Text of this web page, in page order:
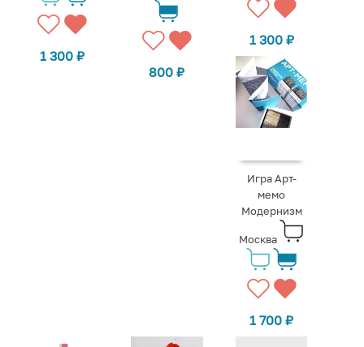
1 300₽
800₽
1 300 ₽
Игра Арт-
мемо
Модернизм
Москва
1 700₽